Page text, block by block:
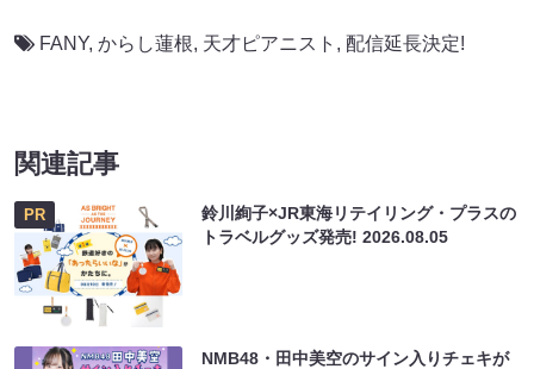
FANY, からし蓮根, 天才ピアニスト , 配信延長決定!
関連記事
PR
鈴川絢子×JR東海リテイリング・プラスの
トラベルグッズ発売!2026.08.05
NMB48・田中美空のサイン入りチェキが